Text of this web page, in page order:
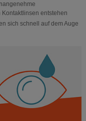
entstehen
sich schnell auf dem Auge